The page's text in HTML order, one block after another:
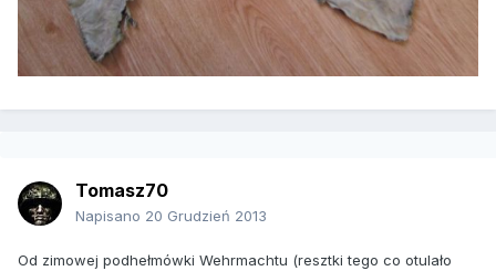
Tomasz70
Napisano 20 Grudzień 2013
Od zimowej podhełmówki Wehrmachtu (resztki tego co otulało